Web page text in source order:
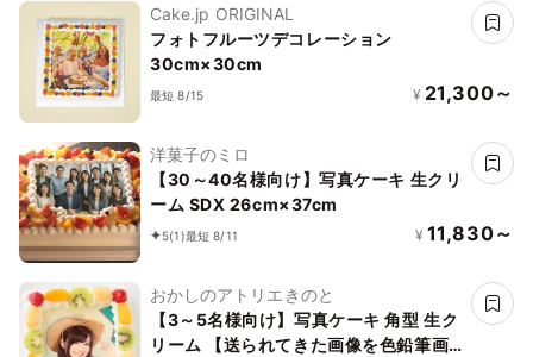
Cake.jp ORIGINAL
フォトフルーツデコレーション
30cm×30cm
最短 8/15 ¥ 21,300～
洋菓子のミロ
【30～40名様向け】写真ケーキ 生クリ
ーム SDX 26cm×37cm
5(1)最短 8/11 ¥ 11,830～
おかしのアトリエきのと
【3～5名様向け】写真ケーキ 角型 生ク
リーム 【送られてきた画像を色鉛筆画